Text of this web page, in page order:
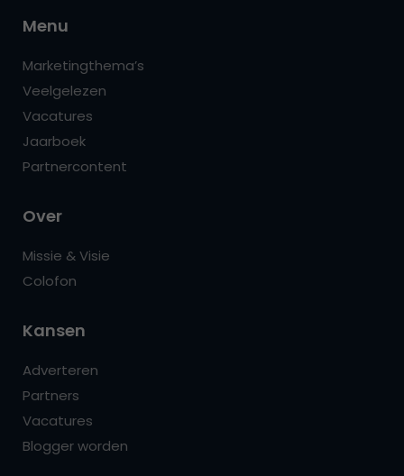
Menu
Marketingthema’s
Veelgelezen
Vacatures
Jaarboek
Partnercontent
Over
Missie & Visie
Colofon
Kansen
Adverteren
Partners
Vacatures
Blogger worden